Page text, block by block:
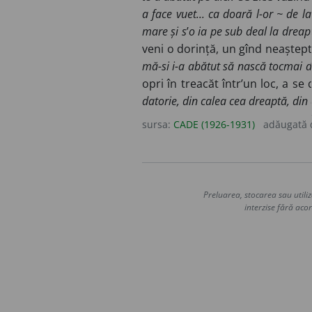
a face vuet... ca doară l-or ~ de la
mare și s’o ia pe sub deal la dreapta
veni o dorință, un gînd
mă-si i-a abătut să nască tocmai
opri în treacăt într’un loc, a se
datorie, din calea cea dreaptă, din
sursa: CADE (1926-1931) adăugată
Preluarea, stocarea sau
interzise fără